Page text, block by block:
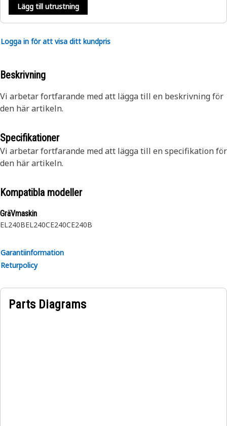
Lägg till utrustning
Logga in för att visa ditt kundpris
Beskrivning
Vi arbetar fortfarande med att lägga till en beskrivning för
den här artikeln.
Specifikationer
Vi arbetar fortfarande med att lägga till en specifikation för
den här artikeln.
Kompatibla modeller
GräVmaskin
EL240BEL240CE240CE240B
Garantiinformation
Returpolicy
Parts Diagrams